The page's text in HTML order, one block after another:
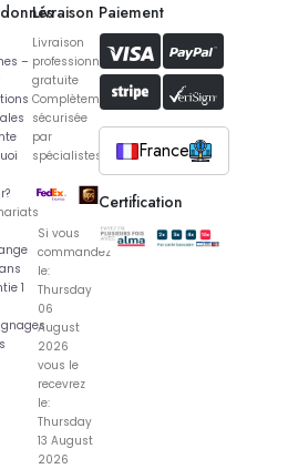
–
1
Livraison
Livraison
professionnelle
gratuite
Complètement
sécurisée
par
spécialistes
Si vous
commandez
le:
Thursday
06
August
2026
vous le
recevrez
le:
Thursday
13 August
2026
Paiement
France
Certification